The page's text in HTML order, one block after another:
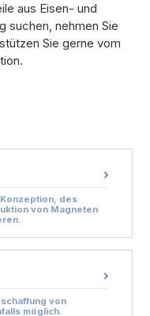
aus Eisen- und
suchen, nehmen Sie
Sie gerne vom
des
von Magneten
von
möglich.